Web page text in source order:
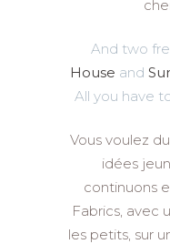
And two
House and
All you have
Vous voulez
idées
continuons
Fabrics, avec
les petits, sur